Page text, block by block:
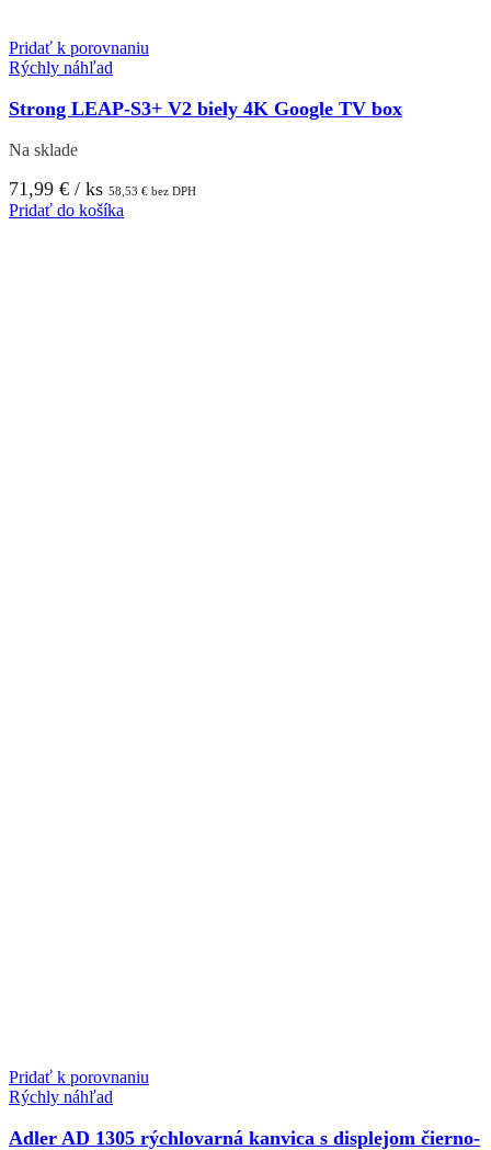
Pridať k porovnaniu
Rýchly náhľad
Strong LEAP-S3+ V2 biely 4K Google TV box
Na sklade
71,99 € / ks 58,53 € bez DPH
Pridať do košíka
Pridať k porovnaniu
Rýchly náhľad
Adler AD 1305 rýchlovarná kanvica s displejom čierno-